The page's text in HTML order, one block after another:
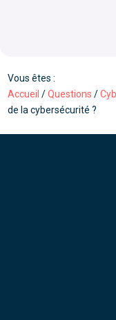
Vous êtes :
Accueil / Questions /
de la cybersécurité ?